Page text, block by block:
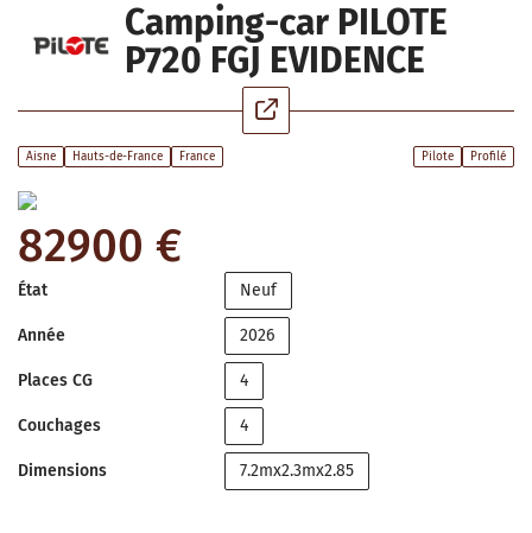
Camping-car PILOTE
P720 FGJ EVIDENCE
Aisne Hauts-de-France France Pilote Profilé
82900 €
État Neuf
Année 2026
Places CG 4
Couchages 4
Dimensions 7.2mx2.3mx2.85